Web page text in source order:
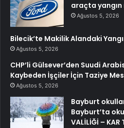
araçta yangın
Ağustos 5, 2026
Bilecik’te Makilik Alandaki
Ağustos 5, 2026
CHP’li Gülsever’den Suudi
Kaybeden İşçiler İçin Taziye
Ağustos 5, 2026
Bayburt
Bayburt’ta
VALİLİĞİ – KAR